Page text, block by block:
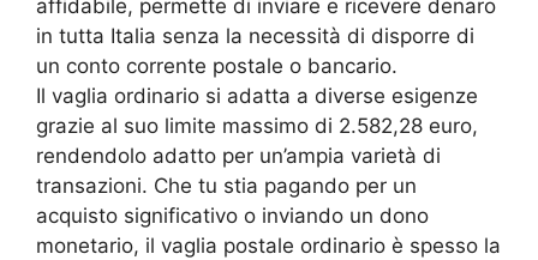
affidabile, permette di inviare e ricevere denaro
in tutta Italia senza la necessità di disporre di
un conto corrente postale o bancario.
Il vaglia ordinario si adatta a diverse esigenze
grazie al suo limite massimo di 2.582,28 euro,
rendendolo adatto per un’ampia varietà di
transazioni. Che tu stia pagando per un
acquisto significativo o inviando un dono
monetario, il vaglia postale ordinario è spesso la